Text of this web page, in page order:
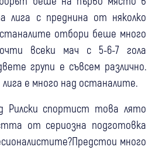
лига с преднина от няколко
отбори беше много
всеки мач с 5-6-7 гола
групи е съвсем различно.
е много над останалите.
Рилски спортист това лято
от сериозна подготовка
много